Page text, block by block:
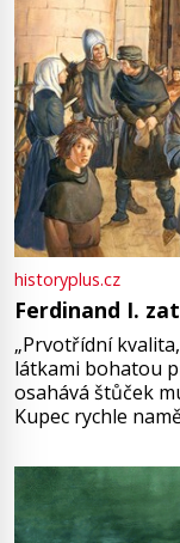
historyplus.cz
Ferdinand I.
„Prvotřídní
látkami bohatou
osahává štůček
Kupec rychle
milostpaní. Stačí
množství
Vezme do ruky